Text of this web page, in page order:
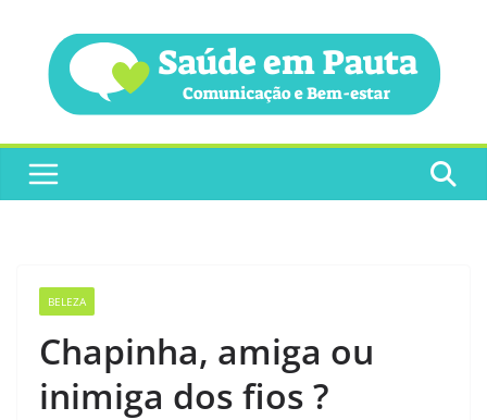
conteúdo
BELEZA
Chapinha, amiga ou
inimiga dos fios ?